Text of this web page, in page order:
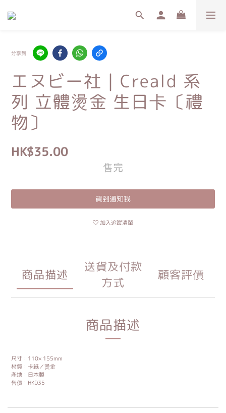
分享到
エヌビー社｜Creald 系
列 立體燙金 生日卡〔禮
物〕
HK$35.00
售完
貨到通知我
加入追蹤清單
商品描述
送貨及付款
方式
顧客評價
商品描述
尺寸：110× 155mm
材質：卡紙／燙金
產地：日本製
售價：HKD35